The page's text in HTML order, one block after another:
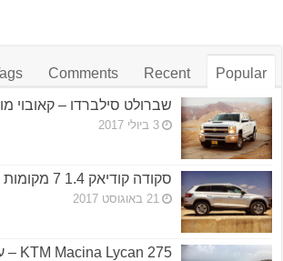
Popular
Recent
Comments
Tags
שברולט סילברדו – קאובוי
3 ביולי 2017
סקודה קודיאק 1.4 7 מקומות – ילדים זה שמחה
21 באוגוסט 2017
KTM Macina Lycan 275 – עליה וכייף בה